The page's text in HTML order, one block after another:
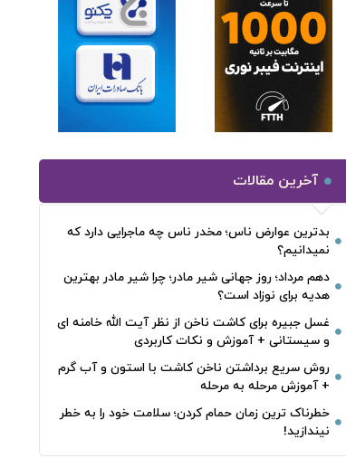
آخرین مقالات
بدترین عوارض ناس؛ مخدر ناس چه ماجرایی دارد که
نمیدانیم؟
دهم مرداد؛ روز جهانی شیر مادر؛ چرا شیر مادر بهترین
هدیه برای نوزاد است؟
غسل جبیره برای کاشت ناخن از نظر آیت الله خامنه ای
و سیستانی + آموزش و نکات کاربردی
روش سریع برداشتن ناخن کاشت با استون و آب گرم
+ آموزش مرحله به مرحله
خطرناک‌ ترین زمان‌ حمام کردن؛ سلامت خود را به خطر
نیندازید!